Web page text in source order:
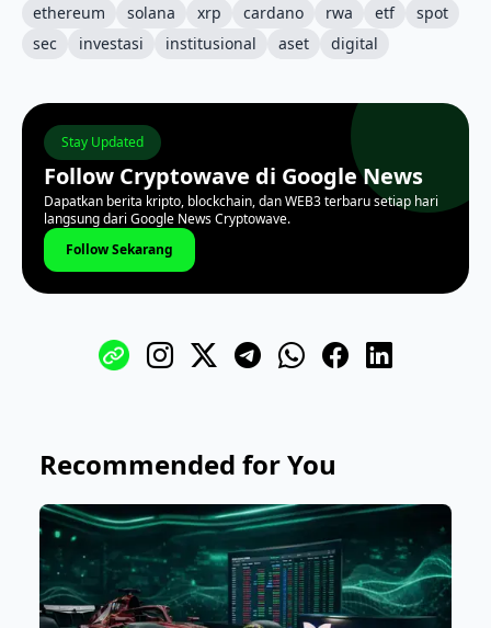
ethereum
solana xrp cardano rwa etf
spot
sec
investasi institusional aset digital
Stay Updated
Follow Cryptowave di Google News
Dapatkan berita kripto, blockchain, dan WEB3 terbaru setiap hari
langsung dari Google News Cryptowave.
Follow Sekarang
Recommended for You